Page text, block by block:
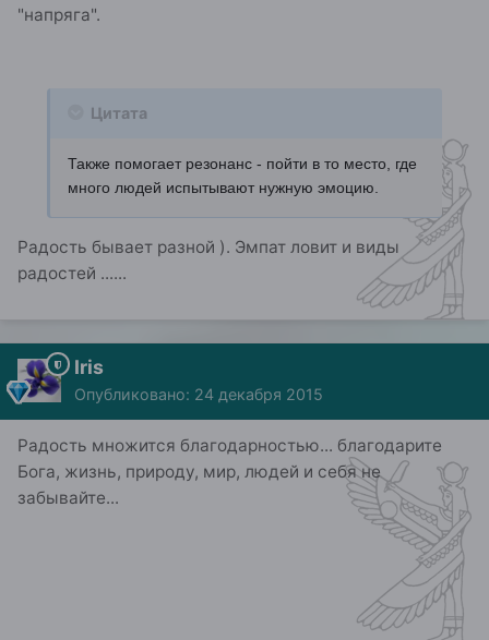
"напряга".
Цитата
Также помогает резонанс - пойти в то место, где
много людей испытывают нужную эмоцию.
Радость бывает разной ). Эмпат ловит и виды
радостей ......
Iris
Опубликовано: 24 декабря 2015
Радость множится благодарностью... благодарите
Бога, жизнь, природу, мир, людей и себя не
забывайте...